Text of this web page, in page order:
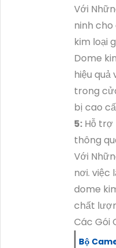
Với
ninh
kim loại
Dome
hiệu
trong
bị cao
5: Hỗ trợ
thông
Với
nơi. việc
dome
chất
Các Gói
Bộ